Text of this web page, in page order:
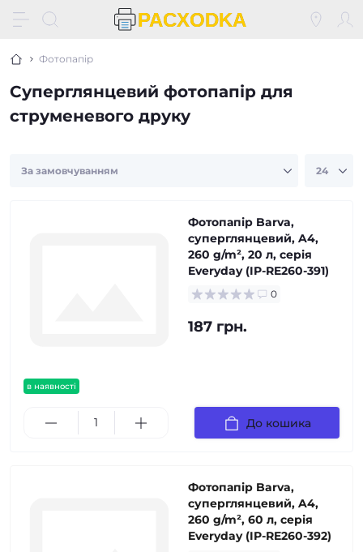
Фотопапір
Суперглянцевий фотопапір для
струменевого друку
в наявності
Фотопапір Barva,
суперглянцевий, A4,
260 g/m², 20 л, серія
Everyday (IP-RE260-391)
0
187 грн.
До кошика
Фотопапір Barva,
суперглянцевий, A4,
260 g/m², 60 л, серія
Everyday (IP-RE260-392)